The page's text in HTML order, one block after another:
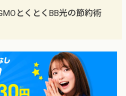
とくとくBB光の節約術